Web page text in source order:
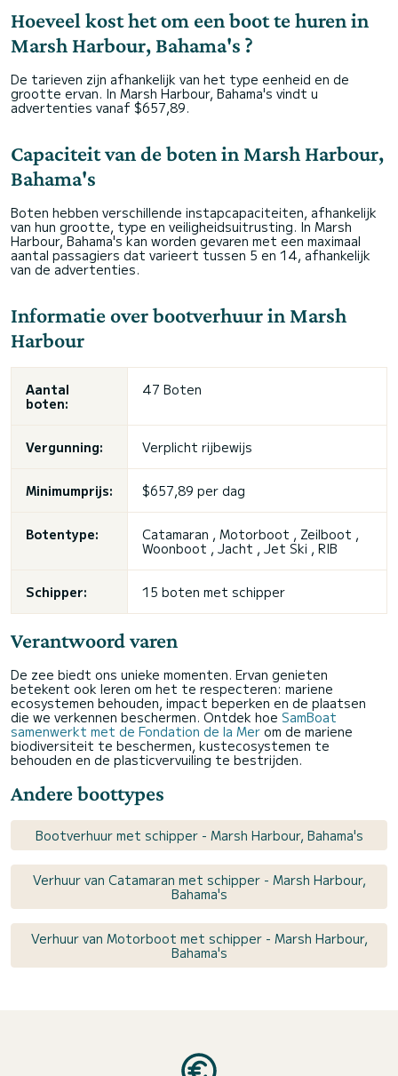
Hoeveel kost het om een boot te huren in
Marsh Harbour, Bahama's ?
De tarieven zijn afhankelijk van het type eenheid en de
grootte ervan. In Marsh Harbour, Bahama's vindt u
advertenties vanaf $657,89.
Capaciteit van de boten in Marsh Harbour,
Bahama's
Boten hebben verschillende instapcapaciteiten, afhankelijk
van hun grootte, type en veiligheidsuitrusting. In Marsh
Harbour, Bahama's kan worden gevaren met een maximaal
aantal passagiers dat varieert tussen 5 en 14, afhankelijk
van de advertenties.
Informatie over bootverhuur in Marsh
Harbour
Aantal
boten:
47 Boten
Vergunning: Verplicht rijbewijs
Minimumprijs: $657,89 per dag
Botentype:
Catamaran , Motorboot , Zeilboot ,
Woonboot , Jacht , Jet Ski , RIB
Schipper: 15 boten met schipper
Verantwoord varen
De zee biedt ons unieke momenten. Ervan genieten
betekent ook leren om het te respecteren: mariene
ecosystemen behouden, impact beperken en de plaatsen
die we verkennen beschermen. Ontdek hoe SamBoat
samenwerkt met de Fondation de la Mer om de mariene
biodiversiteit te beschermen, kustecosystemen te
behouden en de plasticvervuiling te bestrijden.
Andere boottypes
Bootverhuur met schipper - Marsh Harbour, Bahama's
Verhuur van Catamaran met schipper - Marsh Harbour,
Bahama's
Verhuur van Motorboot met schipper - Marsh Harbour,
Bahama's